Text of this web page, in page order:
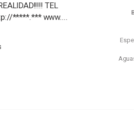
TEL
*****.*** www....